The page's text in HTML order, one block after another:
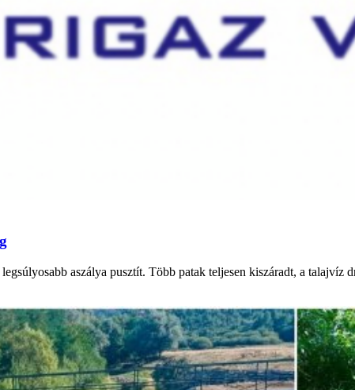
aszálya pusztít. Több patak teljesen kiszáradt, a